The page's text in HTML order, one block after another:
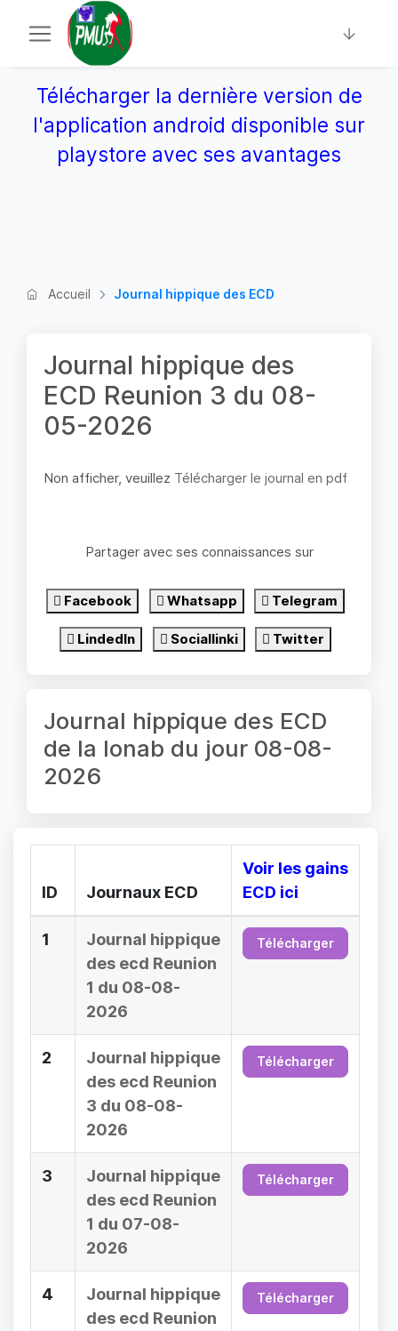
Télécharger la dernière version de
l'application android disponible sur
playstore avec ses avantages
Accueil Journal hippique des ECD
Journal hippique des
ECD Reunion 3 du 08-
05-2026
Non afficher, veuillez Télécharger le journal en pdf
Partager avec ses connaissances sur
Facebook Whatsapp Telegram
LindedIn Sociallinki Twitter
Journal hippique des ECD
de la lonab du jour 08-08-
2026
ID Journaux ECD
Voir les gains
ECD ici
1
Journal hippique
des ecd Reunion
1 du 08-08-
2026
Télécharger
2
Journal hippique
des ecd Reunion
3 du 08-08-
2026
Télécharger
3
Journal hippique
des ecd Reunion
1 du 07-08-
2026
Télécharger
4
Journal hippique
des ecd Reunion
Télécharger